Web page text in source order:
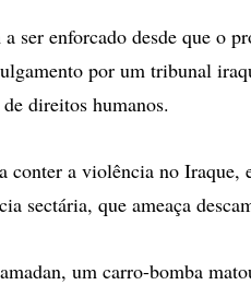
ser enforcado desde que o
por um tribunal
direitos humanos.
conter a violência no Iraque,
sectária, que ameaça
um carro-bomba